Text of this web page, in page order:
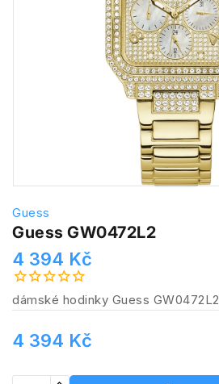
Guess
Guess GW0472L2
4 394 Kč
dámské hodinky Guess GW0472L2
4 394 Kč